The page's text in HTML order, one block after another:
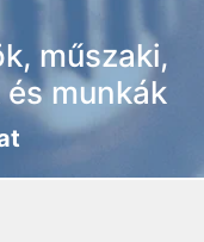
műszaki,
munkák